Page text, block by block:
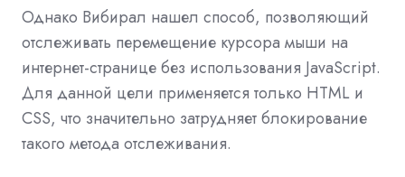
Однако Вибирал нашел способ, позволяющий
отслеживать перемещение курсора мыши на
интернет-странице без использования JavaScript.
Для данной цели применяется только HTML и
CSS, что значительно затрудняет блокирование
такого метода отслеживания.